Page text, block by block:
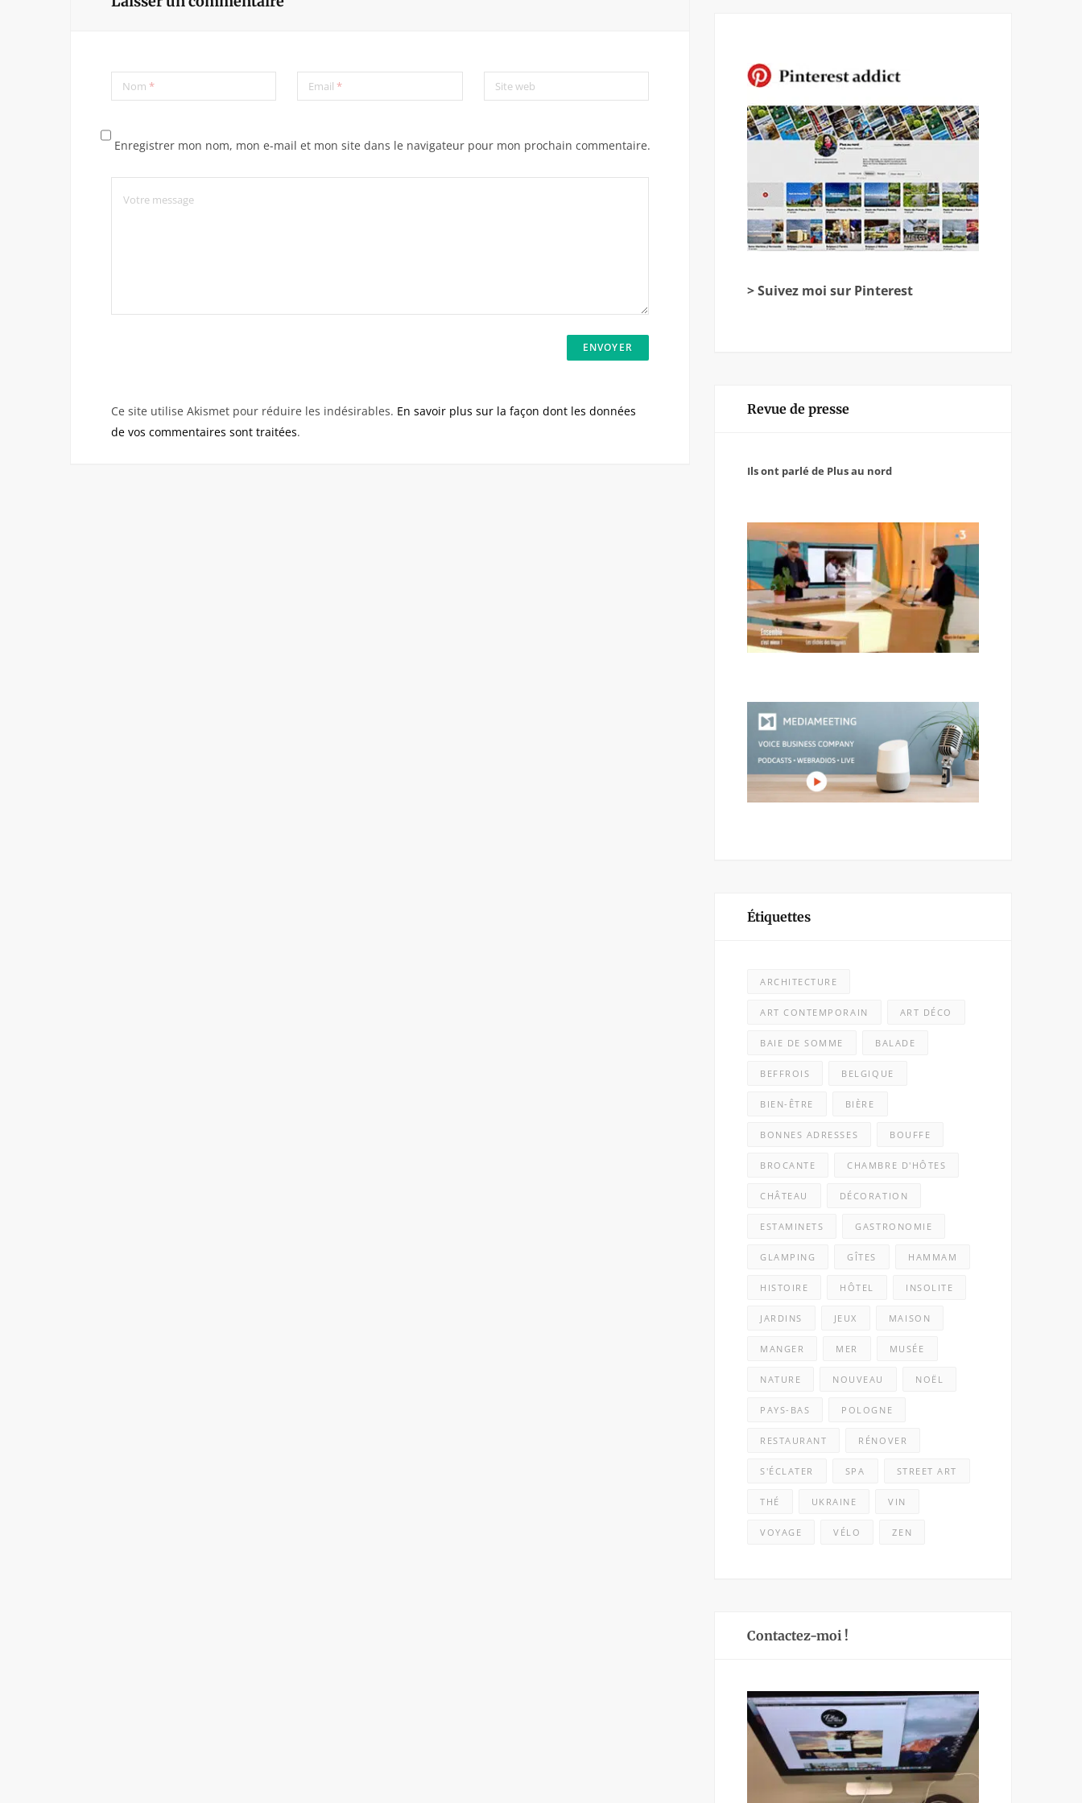
Nom * Email* Site web
Enregistrer mon nom, mon e-mail et mon site dans le navigateur pour mon prochain commentaire.
Ce site utilise Akismet pour réduire les indésirables. En savoir plus sur la façon dont les données
de vos commentaires sont traitées.
> Suivez moi sur Pinterest
Revue de presse
Ils ont parlé de Plus au nord
Étiquettes
ARCHITECTURE
ART CONTEMPORAIN ART DÉCO
BAIE DE SOMME BALADE
BEFFROIS BELGIQUE
BIEN-ÊTRE BIÈRE
BONNES ADRESSES BOUFFE
BROCANTE CHAMBRE D'HÔTES
CHÂTEAU DÉCORATION
ESTAMINETS GASTRONOMIE
GLAMPING GÎTES HAMMAM
HISTOIRE HÔTEL INSOLITE
JARDINS JEUX MAISON
MANGER MER MUSÉE
NATURE NOUVEAU NOËL
PAYS-BAS POLOGNE
RESTAURANT RÉNOVER
S'ÉCLATER SPA STREET ART
THÉ UKRAINE VIN
VOYAGE VÉLO ZEN
Contactez-moi !